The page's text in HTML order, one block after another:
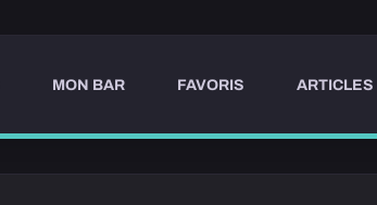
MON BAR FAVORIS ARTICLES